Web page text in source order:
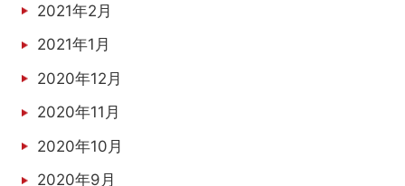
2021年2月
2021年1月
2020年12月
2020年11月
2020年10月
2020年9月